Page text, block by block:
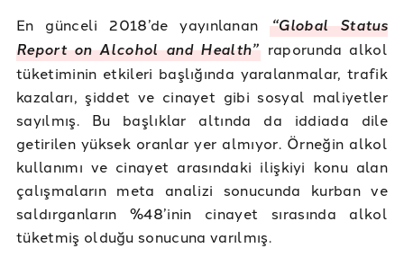
En günceli 2018’de yayınlanan“Global Status
Report on Alcohol and Health”raporunda alkol
tüketiminin etkileri başlığında yaralanmalar, trafik
kazaları, şiddet ve cinayet gibi sosyal maliyetler
sayılmış. Bu başlıklar altında da iddiada dile
getirilen yüksek oranlar yer almıyor. Örneğin alkol
kullanımı ve cinayet arasındaki ilişkiyi konu alan
çalışmaların meta analizi sonucunda kurban ve
saldırganların %48’inin cinayet sırasında alkol
tüketmiş olduğu sonucuna varılmış.